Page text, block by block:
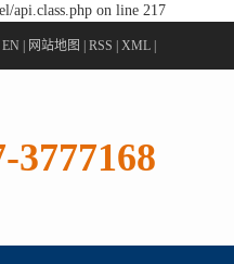
api.class.php on line 217
EN 网站地图 RSS XML
3777168